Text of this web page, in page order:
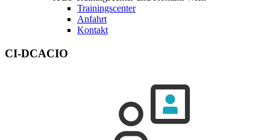
Trainingscenter
Anfahrt
Kontakt
CI-DCACIO